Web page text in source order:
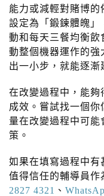
能力或減輕對賭博
設定為「鍛鍊體魄」
動和每天三餐均衡飲
動整個機器運作的強
出一小步，就能逐漸
在改變過程中，能夠
成效。嘗試找一個
量在改變過程中可
策。
如果在填寫過程中有
值得信任的輔導員作
2827 4321 、